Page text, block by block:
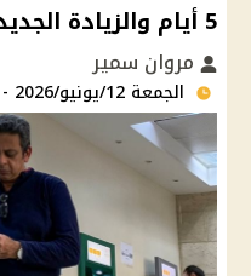
5 أيام والزيادة الجديدة في يوليو
مروان سمير
الجمعة 12/يونيو/2026 - 11:56 ص